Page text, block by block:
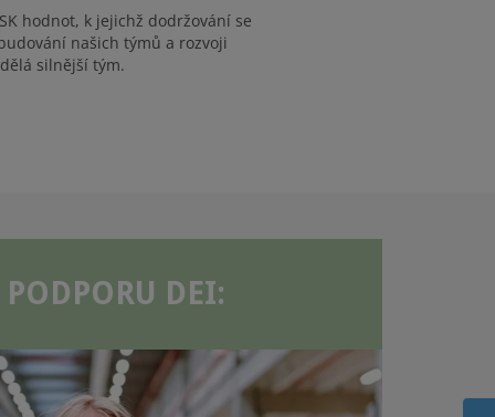
hodnot, k jejichž dodržování se
našich týmů a rozvoji
silnější tým.
DEI: